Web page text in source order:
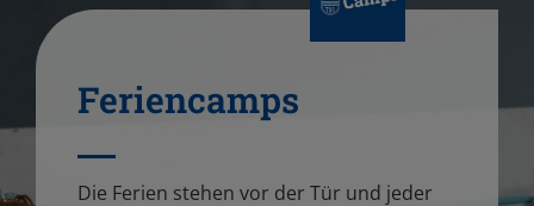
Feriencamps
Die Ferien stehen vor der Tür und jeder